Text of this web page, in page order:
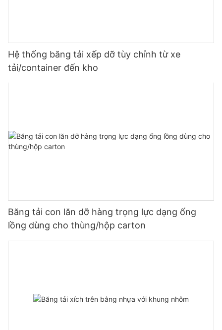
Hệ thống băng tải xếp dỡ tùy chỉnh từ xe
tải/container đến kho
Băng tải con lăn dỡ hàng trọng lực dạng ống
lồng dùng cho thùng/hộp carton